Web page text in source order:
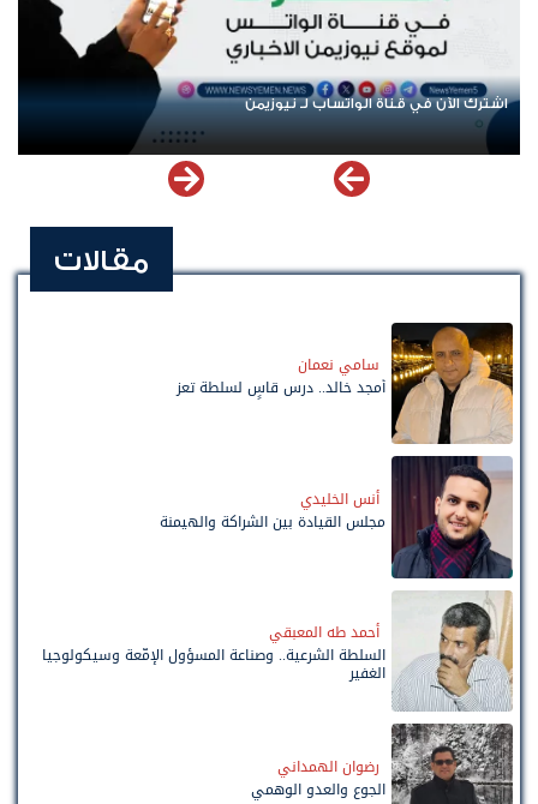
اشترك الآن في قناة الواتساب لـ نيوزيمن
مقالات
سامي نعمان
أمجد خالد.. درس قاسٍ لسلطة تعز
أنس الخليدي
مجلس القيادة بين الشراكة والهيمنة
أحمد طه المعبقي
السلطة الشرعية.. وصناعة المسؤول الإمّعة وسيكولوجيا
الغفير
رضوان الهمداني
الجوع والعدو الوهمي